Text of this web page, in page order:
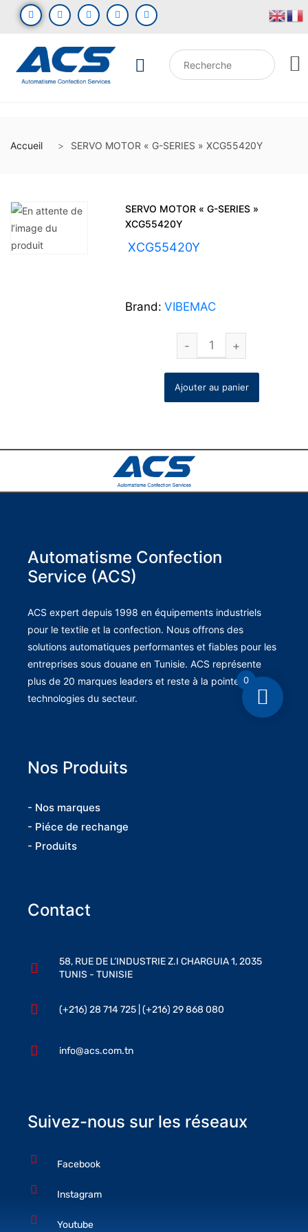
Accueil SERVO MOTOR « G-SERIES » XCG55420Y
SERVO MOTOR « G-SERIES »
XCG55420Y
UGS :XCG55420Y
Brand: VIBEMAC
Ajouter au panier
Automatisme Confection
Service (ACS)
ACS expert depuis 1998 en équipements industriels
pour le textile et la confection. Nous offrons des
solutions automatiques performantes et fiables pour les
entreprises sous douane en Tunisie. ACS représente
plus de 20 marques leaders et reste à la pointe des
technologies du secteur.
Nos Produits
- Nos marques
- Piéce de rechange
- Produits
Contact
58, RUE DE L’INDUSTRIE Z.I CHARGUIA 1, 2035
TUNIS - TUNISIE
(+216) 28 714 725 | (+216) 29 868 080
info@acs.com.tn
Suivez-nous sur les réseaux
Facebook
Instagram
Youtube
0